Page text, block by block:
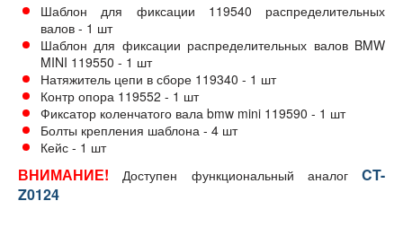
Шаблон для фиксации 119540 распределительных
валов - 1 шт
Шаблон для фиксации распределительных валов BMW
MINI 119550 - 1 шт
Натяжитель цепи в сборе 119340 - 1 шт
Контр опора 119552 - 1 шт
Фиксатор коленчатого вала bmw mini 119590 - 1 шт
Болты крепления шаблона - 4 шт
Кейс - 1 шт
ВНИМАНИЕ! Доступен функциональный аналог CT-
Z0124